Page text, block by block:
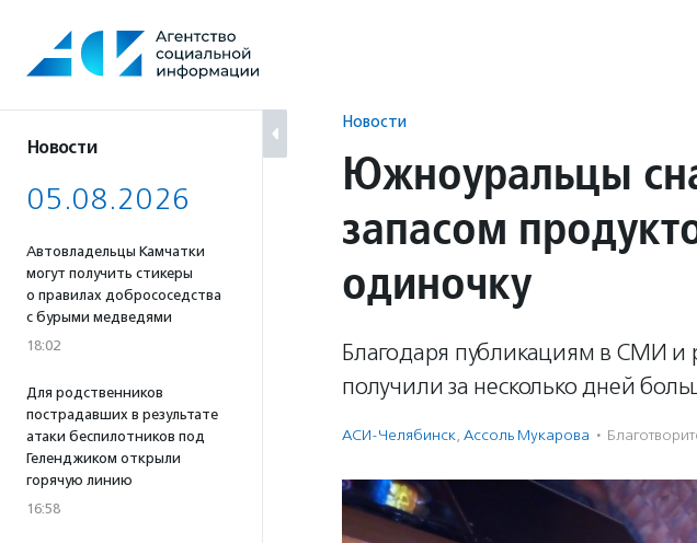
содержанию
Новости
05.08.2026
Автовладельцы Камчатки
могут получить стикеры
о правилах добрососедства
с бурыми медведями
18:02
Для родственников
пострадавших в результате
атаки беспилотников под
Геленджиком открыли
горячую линию
16:58
Новости
Южноуральцы
запасом
одиночку
Благодаря публикациям в СМИ и
получили за несколько дней
АСИ-Челябинск, Ассоль Мукарова ·